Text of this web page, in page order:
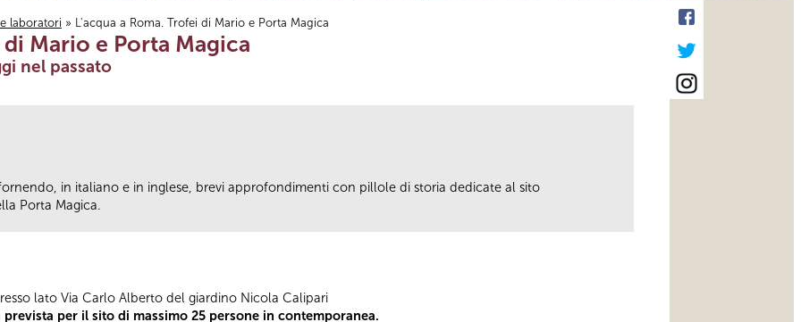
laboratori » L'acqua a Roma. Trofei di Mario e Porta Magica
Mario e Porta Magica
nel passato
in italiano e in inglese, brevi approfondimenti con pillole di storia dedicate al sito
Porta Magica.
lato Via Carlo Alberto del giardino Nicola Calipari
per il sito di massimo 25 persone in contemporanea.